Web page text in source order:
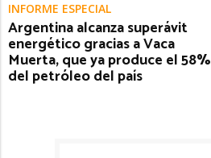
INFORME ESPECIAL
Argentina alcanza superávit
energético gracias a Vaca
Muerta, que ya produce el 58%
del petróleo del país